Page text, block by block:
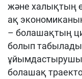
және халықтың
ақ
– болашақтың
болып
болашақ